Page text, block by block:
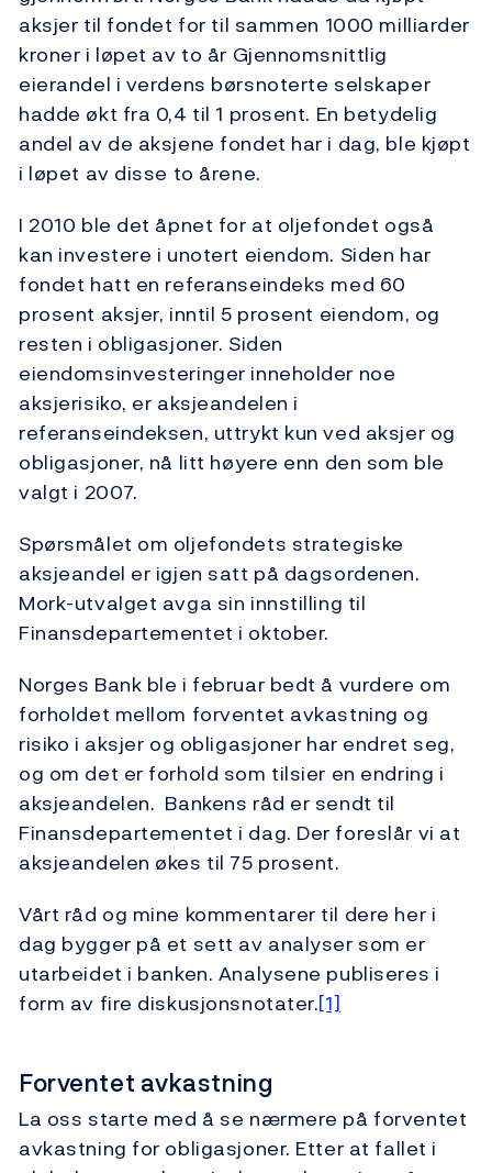
aksjer til fondet for til sammen 1000 milliarder
kroner i løpet av to år Gjennomsnittlig
eierandel i verdens børsnoterte selskaper
hadde økt fra 0,4 til 1 prosent. En betydelig
andel av de aksjene fondet har i dag, ble kjøpt
i løpet av disse to årene.
I 2010 ble det åpnet for at oljefondet også
kan investere i unotert eiendom. Siden har
fondet hatt en referanseindeks med 60
prosent aksjer, inntil 5 prosent eiendom, og
resten i obligasjoner. Siden
eiendomsinvesteringer inneholder noe
aksjerisiko, er aksjeandelen i
referanseindeksen, uttrykt kun ved aksjer og
obligasjoner, nå litt høyere enn den som ble
valgt i 2007.
Spørsmålet om oljefondets strategiske
aksjeandel er igjen satt på dagsordenen.
Mork-utvalget avga sin innstilling til
Finansdepartementet i oktober.
Norges Bank ble i februar bedt å vurdere om
forholdet mellom forventet avkastning og
risiko i aksjer og obligasjoner har endret seg,
og om det er forhold som tilsier en endring i
aksjeandelen. Bankens råd er sendt til
Finansdepartementet i dag. Der foreslår vi at
aksjeandelen økes til 75 prosent.
Vårt råd og mine kommentarer til dere her i
dag bygger på et sett av analyser som er
utarbeidet i banken. Analysene publiseres i
form av fire diskusjonsnotater.[1]
Forventet avkastning
La oss starte med å se nærmere på forventet
avkastning for obligasjoner. Etter at fallet i